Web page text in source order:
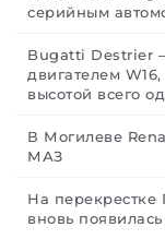
серийным
Bugatti Destrier
двигателем
высотой всего
В Могилеве
МАЗ
На
вновь